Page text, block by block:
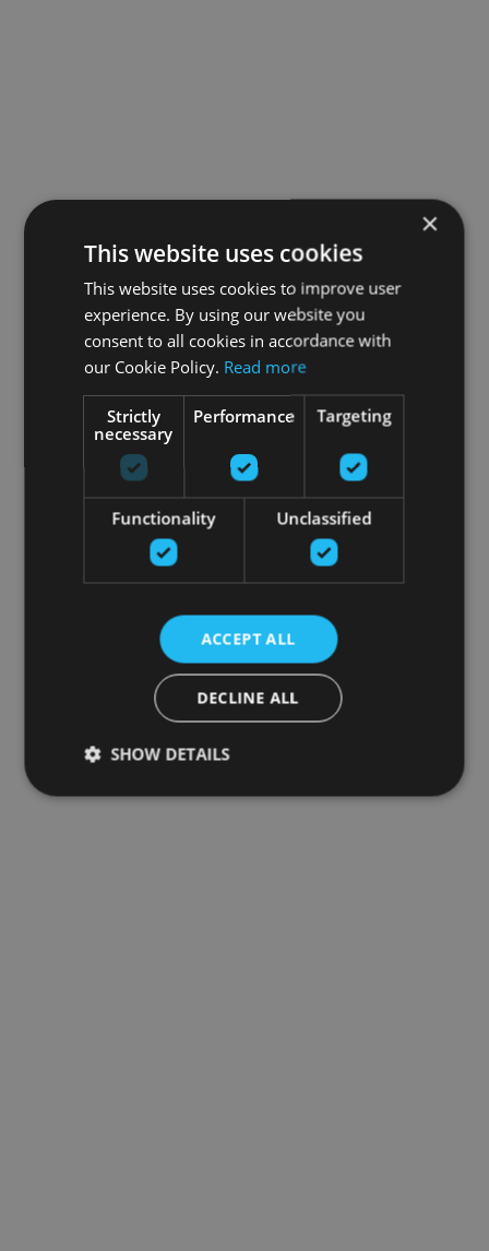
×
This website uses cookies
This website uses cookies to improve user
experience. By using our website you
consent to all cookies in accordance with
our Cookie Policy. Read more
Strictly
necessary
Performance Targeting
Functionality Unclassified
ACCEPT ALL
DECLINE ALL
SHOW DETAILS